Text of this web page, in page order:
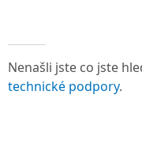
Nenašli jste co jste
technické podpory.